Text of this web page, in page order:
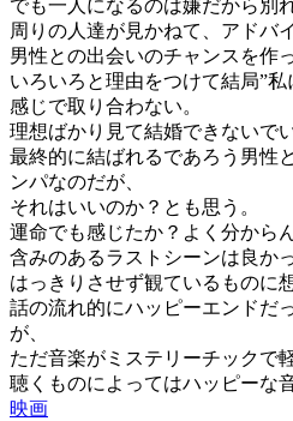
でも一人になるのは嫌だから別
周りの人達が見かねて、アドバ
男性との出会いのチャンスを作
いろいろと理由をつけて結局”
感じで取り合わない。
理想ばかり見て結婚できないで
最終的に結ばれるであろう男性
ンパなのだが、
それはいいのか？とも思う。
運命でも感じたか？よく分から
含みのあるラストシーンは良かっ
はっきりさせず観ているものに
話の流れ的にハッピーエンドだ
が、
ただ音楽がミステリーチックで
聴くものによってはハッピーな
映画